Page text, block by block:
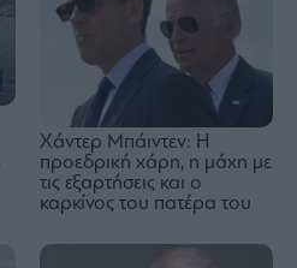
Χάντερ Μπάιντεν: Η
προεδρική χάρη, η μάχη με
τις εξαρτήσεις και ο
καρκίνος του πατέρα του